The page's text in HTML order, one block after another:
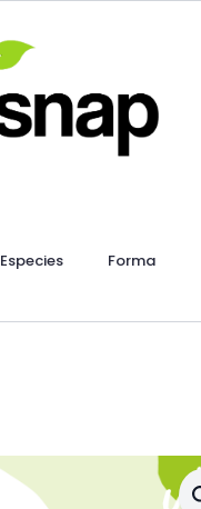
Especies Forma